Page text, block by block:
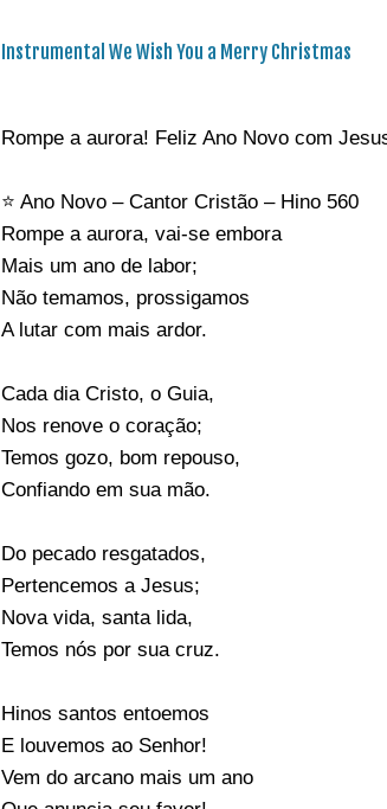
Instrumental We Wish You a Merry Christmas
Rompe a aurora! Feliz Ano Novo com
⭐ Ano Novo – Cantor Cristão – Hino 560
Rompe a aurora, vai-se embora
Mais um ano de labor;
Não temamos, prossigamos
A lutar com mais ardor.
Cada dia Cristo, o Guia,
Nos renove o coração;
Temos gozo, bom repouso,
Confiando em sua mão.
Do pecado resgatados,
Pertencemos a Jesus;
Nova vida, santa lida,
Temos nós por sua cruz.
Hinos santos entoemos
E louvemos ao Senhor!
Vem do arcano mais um ano